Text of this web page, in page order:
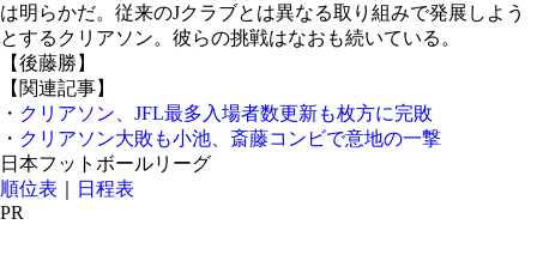
は明らかだ。従来のJクラブとは異なる取り組みで発展しよう
とするクリアソン。彼らの挑戦はなおも続いている。
【後藤勝】
【関連記事】
・ クリアソン、JFL最多入場者数更新も枚方に完敗
・ クリアソン大敗も小池、斎藤コンビで意地の一撃
日本フットボールリーグ
順位表
日程表
PR